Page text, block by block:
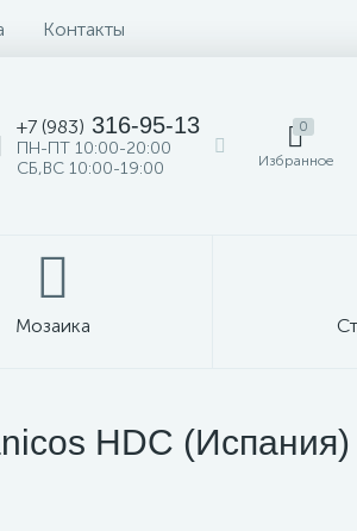
Контакты
+7 (983) 316-95-13
ПН-ПТ 10:00-20:00
СБ,ВС 10:00-19:00
0
Избранное
Мозаика
HDC (Испания)